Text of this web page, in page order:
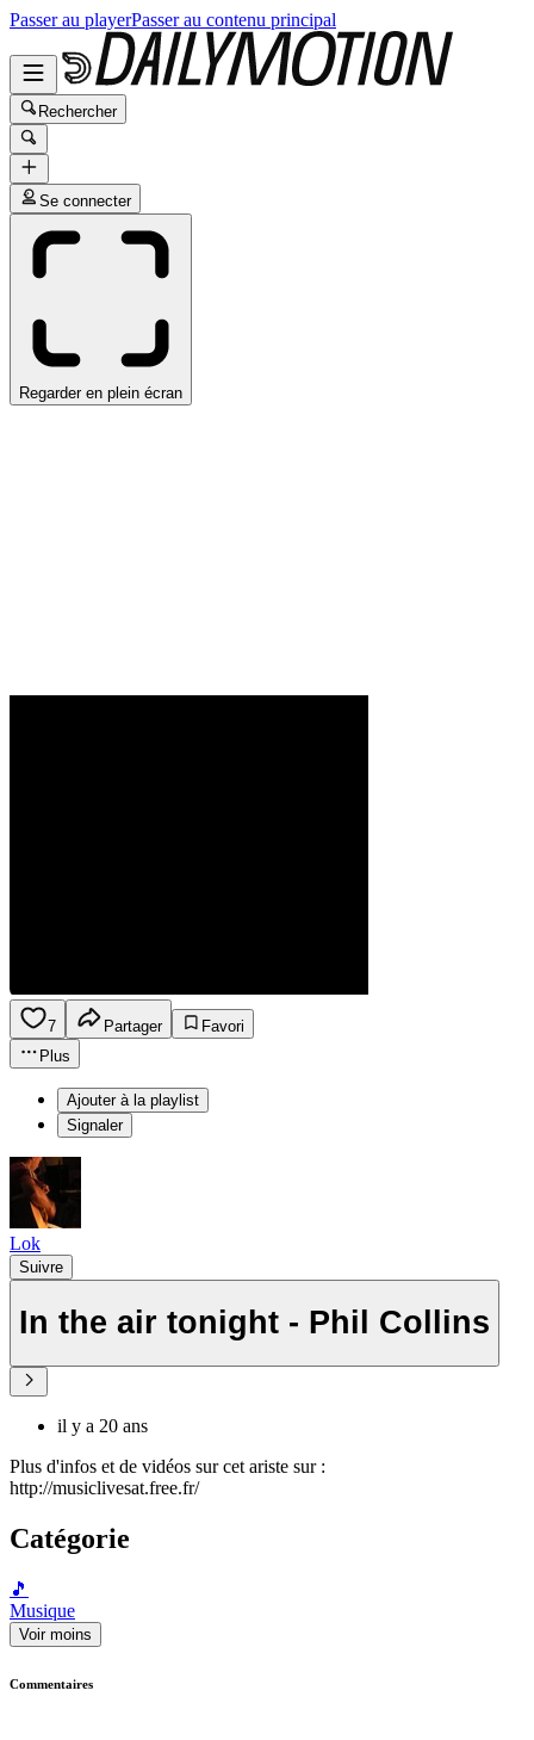
Passer au playerPasser au contenu principal
Rechercher
Se connecter
Regarder en plein écran
7 Partager
Favori
Plus
Ajouter à la playlist
Signaler
Lok
Suivre
In the air tonight - Phil Collins
il y a 20 ans
Plus d'infos et de vidéos sur cet ariste sur :
http://musiclivesat.free.fr/
Catégorie
🎵
Musique
Voir moins
Commentaires